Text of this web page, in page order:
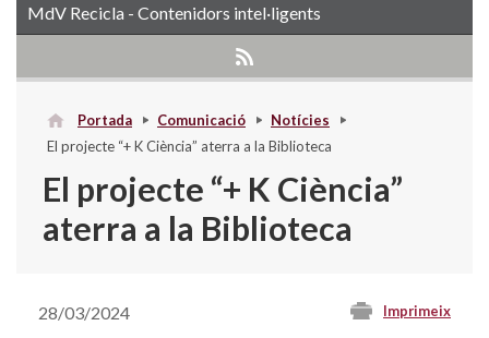
MdV Recicla - Contenidors intel·ligents
Portada Comunicació
Notícies
El projecte “+ K Ciència” aterra a la Biblioteca
El projecte “+ K Ciència”
aterra a la Biblioteca
Imprimeix
28/03/2024